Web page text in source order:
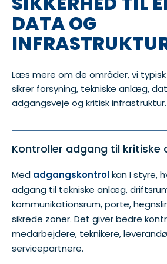
DATA OG
Læs mere om de områder, vi
sikrer forsyning, tekniske anlæg,
adgangsveje og kritisk infrastruktur.
Kontroller adgang til kritiske
Med adgangskontrolkan I styre,
adgang til tekniske anlæg,
kommunikationsrum, porte,
sikrede zoner. Det giver bedre
medarbejdere, teknikere,
servicepartnere.